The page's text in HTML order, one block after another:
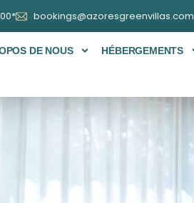
bookings@azoresgreenvillas.com
DE NOUS HÉBERGEMENTS